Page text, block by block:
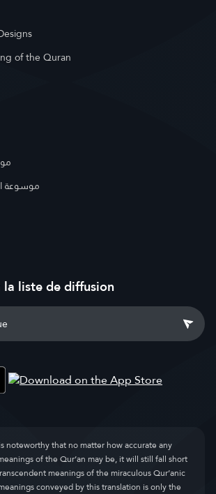
of the Quran
موسوعة
liste de diffusion
noteworthy that no matter how accurate any
of the Qur’an may be, it will still fall short
meanings of the miraculous Qur’anic
conveyed by this translation is only the